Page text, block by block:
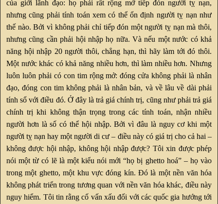
của giới lãnh đạo: họ phải rất rộng mở tiếp đón người tỵ nạn,
nhưng cũng phải tính toán xem có thể ổn định người tỵ nạn như
thế nào. Bởi vì không phải chỉ tiếp đón một người tỵ nạn mà thôi,
nhưng cũng cần phải hội nhập họ nữa. Và nếu một nước có khả
năng hội nhập 20 người thôi, chẳng hạn, thì hãy làm tới đó thôi.
Một nước khác có khả năng nhiều hơn, thì làm nhiều hơn. Nhưng
luôn luôn phải có con tim rộng mở: đóng cửa không phải là nhân
đạo, đóng con tim không phải là nhân bản, và về lâu về dài phải
tính sổ với điều đó. Ở đây là trả giá chính trị, cũng như phải trả giá
chính trị khi không thận trọng trong các tính toán, nhận nhiều
người hơn là số có thể hội nhập. Bởi vì đâu là nguy cơ khi một
người tỵ nạn hay một người di cư – điều này có giá trị cho cả hai –
không được hội nhập, không hội nhập được? Tôi xin được phép
nói một từ có lẽ là một kiểu nói mới “họ bị ghetto hoá” – họ vào
trong một ghetto, một khu vực đóng kín. Đó là một nền văn hóa
không phát triển trong tương quan với nền văn hóa khác, điều này
nguy hiểm. Tôi tin rằng cố vấn xấu đối với các quốc gia hướng tới